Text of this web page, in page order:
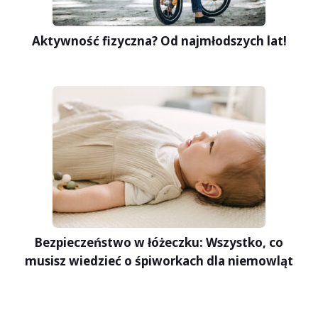
Aktywność fizyczna? Od najmłodszych lat!
Bezpieczeństwo w łóżeczku: Wszystko, co
musisz wiedzieć o śpiworkach dla niemowląt